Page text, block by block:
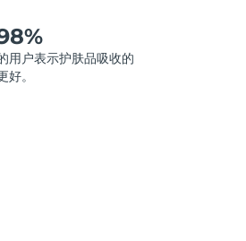
用户表示护肤品吸收的
好。